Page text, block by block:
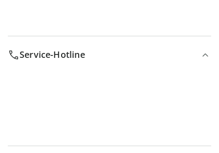
Service-Hotline